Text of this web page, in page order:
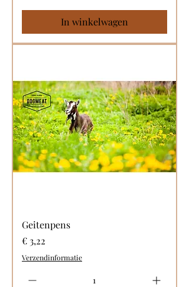
In winkelwagen
Geitenpens
Prijs
€ 3,22
Verzendinformatie